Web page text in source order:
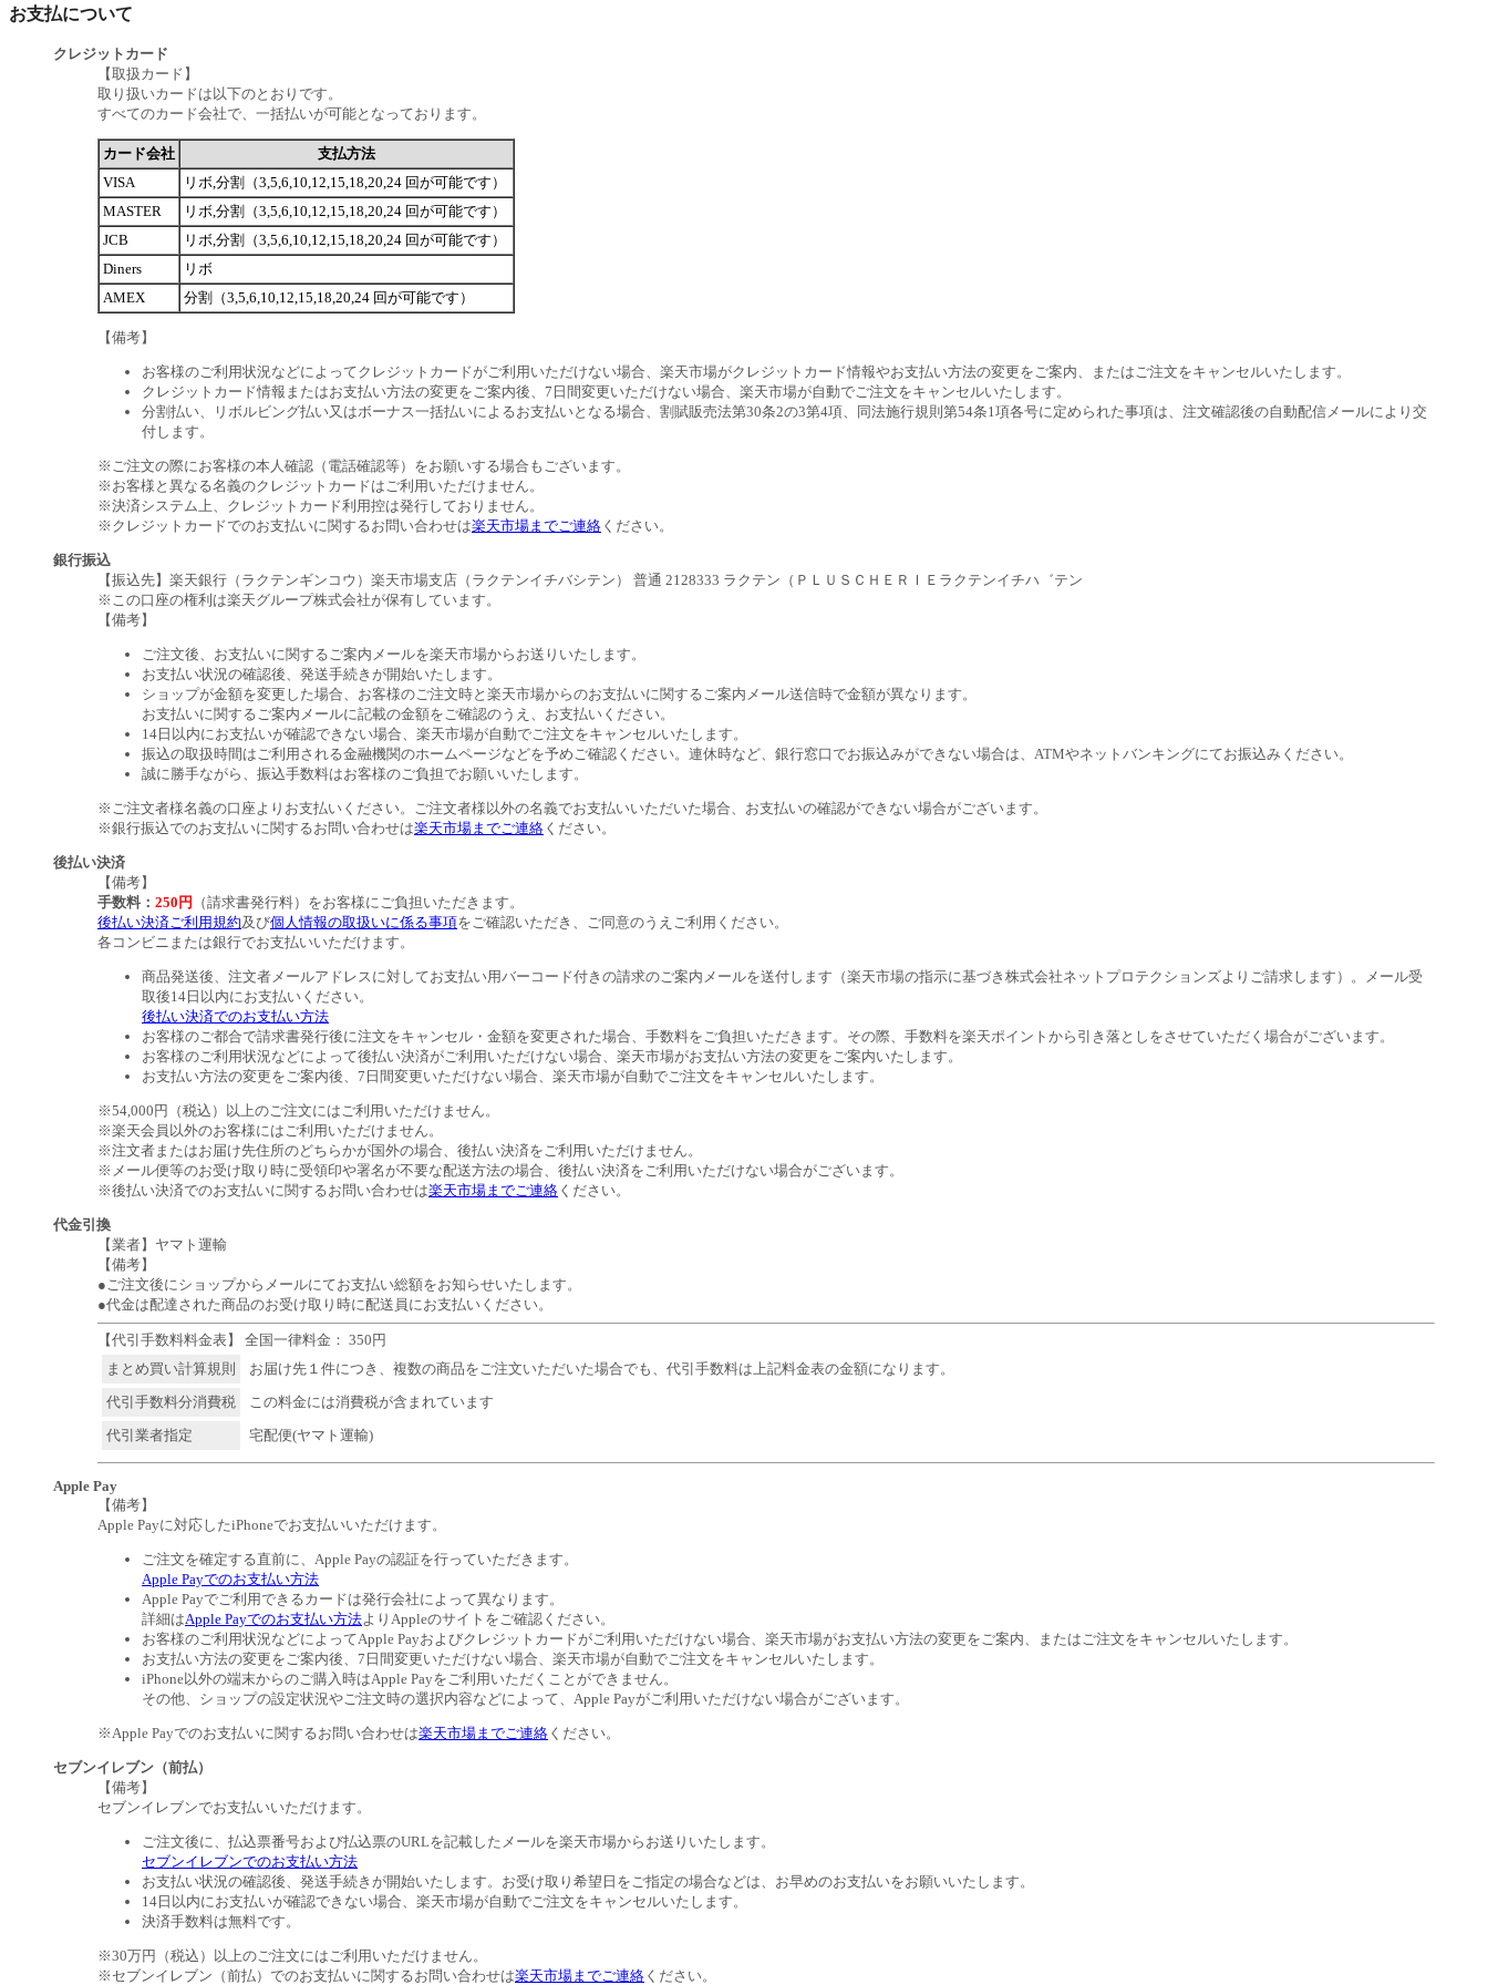
お支払について
クレジットカード
【取扱カード】
取り扱いカードは以下のとおりです。
すべてのカード会社で、一括払いが可能となっております。
カード会社
支払方法
VISA
リボ,分割（3,5,6,10,12,15,18,20,24 回が可能です）
MASTER
リボ,分割（3,5,6,10,12,15,18,20,24 回が可能です）
JCB
リボ,分割（3,5,6,10,12,15,18,20,24 回が可能です）
Diners
リボ
AMEX
分割（3,5,6,10,12,15,18,20,24 回が可能です）
【備考】
お客様のご利用状況などによってクレジットカードがご利用いただけない場合、楽天市場がクレジットカード情報やお支払い方法の変更をご案内、またはご注文をキャンセルいたします。
クレジットカード情報またはお支払い方法の変更をご案内後、7日間変更いただけない場合、楽天市場が自動でご注文をキャンセルいたします。
分割払い、リボルビング払い又はボーナス一括払いによるお支払いとなる場合、割賦販売法第30条2の3第4項、同法施行規則第54条1項各号に定められた事項は、注文確認後の自動配信メールにより交
付します。
※ご注文の際にお客様の本人確認（電話確認等）をお願いする場合もございます。
※お客様と異なる名義のクレジットカードはご利用いただけません。
※決済システム上、クレジットカード利用控は発行しておりません。
※クレジットカードでのお支払いに関するお問い合わせは楽天市場までご連絡 ください。
銀行振込
【振込先】楽天銀行（ラクテンギンコウ）楽天市場支店（ラクテンイチバシテン） 普通 2128333 ラクテン（ＰＬＵＳＣＨＥＲＩＥラクテンイチハ゛テン
※この口座の権利は楽天グループ株式会社が保有しています。
【備考】
ご注文後、お支払いに関するご案内メールを楽天市場からお送りいたします。
お支払い状況の確認後、発送手続きが開始いたします。
ショップが金額を変更した場合、お客様のご注文時と楽天市場からのお支払いに関するご案内メール送信時で金額が異なります。
お支払いに関するご案内メールに記載の金額をご確認のうえ、お支払いください。
14日以内にお支払いが確認できない場合、楽天市場が自動でご注文をキャンセルいたします。
振込の取扱時間はご利用される金融機関のホームページなどを予めご確認ください。連休時など、銀行窓口でお振込みができない場合は、ATMやネットバンキングにてお振込みください。
誠に勝手ながら、振込手数料はお客様のご負担でお願いいたします。
※ご注文者様名義の口座よりお支払いください。ご注文者様以外の名義でお支払いいただいた場合、お支払いの確認ができない場合がございます。
※銀行振込でのお支払いに関するお問い合わせは楽天市場までご連絡 ください。
後払い決済
【備考】
手数料： 250円
（請求書発行料）をお客様にご負担いただきます。
後払い決済ご利用規約及び個人情報の取扱いに係る事項をご確認いただき、ご同意のうえご利用ください。
各コンビニまたは銀行でお支払いいただけます。
商品発送後、注文者メールアドレスに対してお支払い用バーコード付きの請求のご案内メールを送付します（楽天市場の指示に基づき株式会社ネットプロテクションズよりご請求します）。メール受
取後14日以内にお支払いください。
後払い決済でのお支払い方法
お客様のご都合で請求書発行後に注文をキャンセル・金額を変更された場合、手数料をご負担いただきます。その際、手数料を楽天ポイントから引き落としをさせていただく場合がございます。
お客様のご利用状況などによって後払い決済がご利用いただけない場合、楽天市場がお支払い方法の変更をご案内いたします。
お支払い方法の変更をご案内後、7日間変更いただけない場合、楽天市場が自動でご注文をキャンセルいたします。
※54,000円（税込）以上のご注文にはご利用いただけません。
※楽天会員以外のお客様にはご利用いただけません。
※注文者またはお届け先住所のどちらかが国外の場合、後払い決済をご利用いただけません。
※メール便等のお受け取り時に受領印や署名が不要な配送方法の場合、後払い決済をご利用いただけない場合がございます。
※後払い決済でのお支払いに関するお問い合わせは楽天市場までご連絡 ください。
代金引換
【業者】ヤマト運輸
【備考】
●ご注文後にショップからメールにてお支払い総額をお知らせいたします。
●代金は配達された商品のお受け取り時に配送員にお支払いください。
【代引手数料料金表】 全国一律料金： 350円
まとめ買い計算規則
お届け先１件につき、複数の商品をご注文いただいた場合でも、代引手数料は上記料金表の金額になります。
代引手数料分消費税
この料金には消費税が含まれています
代引業者指定
宅配便(ヤマト運輸)
Apple Pay
【備考】
Apple Payに対応したiPhoneでお支払いいただけます。
ご注文を確定する直前に、Apple Payの認証を行っていただきます。
Apple Payでのお支払い方法
Apple Payでご利用できるカードは発行会社によって異なります。
詳細はApple Payでのお支払い方法よりAppleのサイトをご確認ください。
お客様のご利用状況などによってApple Payおよびクレジットカードがご利用いただけない場合、楽天市場がお支払い方法の変更をご案内、またはご注文をキャンセルいたします。
お支払い方法の変更をご案内後、7日間変更いただけない場合、楽天市場が自動でご注文をキャンセルいたします。
iPhone以外の端末からのご購入時はApple Payをご利用いただくことができません。
その他、ショップの設定状況やご注文時の選択内容などによって、Apple Payがご利用いただけない場合がございます。
※Apple Payでのお支払いに関するお問い合わせは楽天市場までご連絡 ください。
セブンイレブン（前払）
【備考】
セブンイレブンでお支払いいただけます。
ご注文後に、払込票番号および払込票のURLを記載したメールを楽天市場からお送りいたします。
セブンイレブンでのお支払い方法
お支払い状況の確認後、発送手続きが開始いたします。お受け取り希望日をご指定の場合などは、お早めのお支払いをお願いいたします。
14日以内にお支払いが確認できない場合、楽天市場が自動でご注文をキャンセルいたします。
決済手数料は無料です。
※30万円（税込）以上のご注文にはご利用いただけません。
※セブンイレブン（前払）でのお支払いに関するお問い合わせは楽天市場までご連絡 ください。